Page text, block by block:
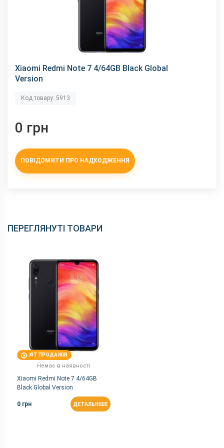
Xiaomi Redmi Note 7 4/64GB Black Global
Version
Код товару: 5913
0 грн
ПОВІДОМИТИ ПРО НАДХОДЖЕННЯ
ПЕРЕГЛЯНУТІ ТОВАРИ
ХІТ ПРОДАЖІВ
Немає в наявності
Xiaomi Redmi Note 7 4/64GB
Black Global Version
0 грн ДЕТАЛЬНІШЕ